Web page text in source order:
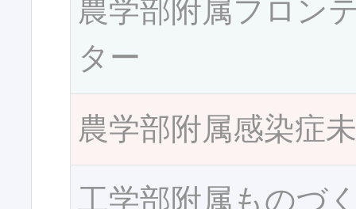
農学部附属フロン
ター
農学部附属感染症
工学部附属ものづ